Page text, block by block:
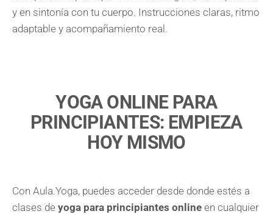
y en sintonía con tu cuerpo. Instrucciones claras, ritmo
adaptable y acompañamiento real.
YOGA ONLINE PARA
PRINCIPIANTES: EMPIEZA
HOY MISMO
Con Aula.Yoga, puedes acceder desde donde estés a
clases de yoga para principiantes online en cualquier